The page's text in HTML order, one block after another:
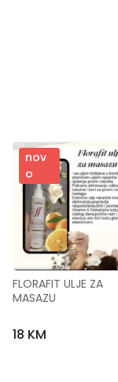
nov
o
FLORAFIT ULJE ZA
MASAZU
18 KM